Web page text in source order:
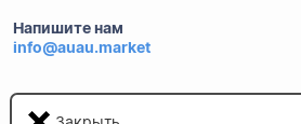
Напишите нам
info@auau.market
236027, г.Калининград